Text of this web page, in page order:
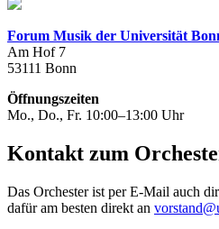
Forum Musik der Universität
Am Hof 7
53111 Bonn
Öffnungszeiten
Mo., Do., Fr. 10:00–13:00 Uhr
Kontakt zum
Das Orchester ist per E-Mail auch
dafür am besten direkt an